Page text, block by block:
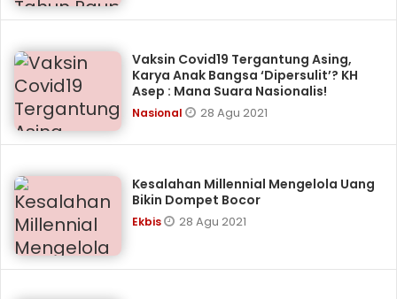
Vaksin Covid19 Tergantung Asing,
Karya Anak Bangsa ‘Dipersulit’? KH
Asep : Mana Suara Nasionalis!
Nasional 28 Agu 2021
Kesalahan Millennial Mengelola Uang
Bikin Dompet Bocor
Ekbis 28 Agu 2021